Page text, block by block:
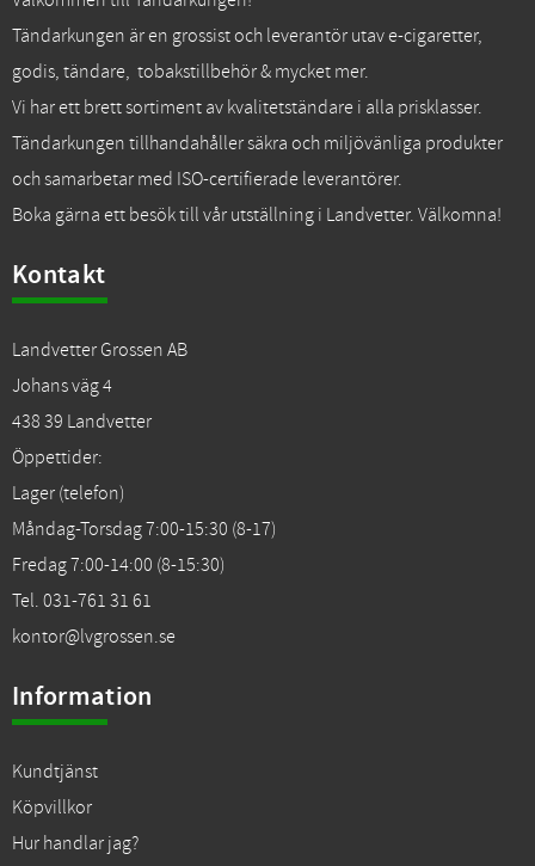
Tändarkungen är en grossist och leverantör utav e-cigaretter,
godis, tändare, tobakstillbehör & mycket mer.
Vi har ett brett sortiment av kvalitetständare i alla prisklasser.
Tändarkungen tillhandahåller säkra och miljövänliga produkter
och samarbetar med ISO-certifierade leverantörer.
Boka gärna ett besök till vår utställning i Landvetter. Välkomna!
Kontakt
Landvetter Grossen AB
Johans väg 4
438 39 Landvetter
Öppettider:
Lager (telefon)
Måndag-Torsdag 7:00-15:30 (8-17)
Fredag 7:00-14:00 (8-15:30)
Tel. 031-761 31 61
kontor@lvgrossen.se
Information
Kundtjänst
Köpvillkor
Hur handlar jag?